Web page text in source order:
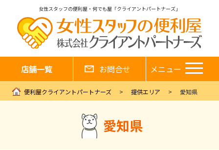
女性スタッフの便利屋・何でも屋「クライアントパートナーズ」
店舗一覧 お問合せ メニュー
便利屋クライアントパートナーズ 提供エリア 愛知県
愛知県